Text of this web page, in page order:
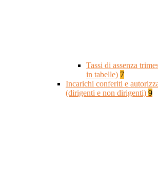
Tassi di assenza
in tabelle) 7
Incarichi conferiti e
(dirigenti e non dirigenti) 9